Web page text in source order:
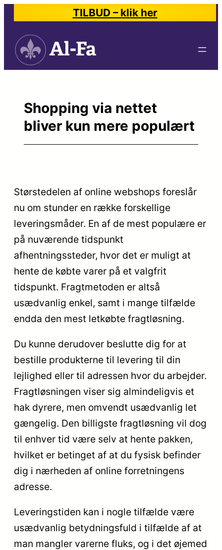
indhold
TILBUD – klik her
Shopping via nettet
bliver kun mere populært
Størstedelen af online webshops foreslår
nu om stunder en række forskellige
leveringsmåder. En af de mest populære er
på nuværende tidspunkt
afhentningssteder, hvor det er muligt at
hente de købte varer på et valgfrit
tidspunkt. Fragtmetoden er altså
usædvanlig enkel, samt i mange tilfælde
endda den mest letkøbte fragtløsning.
Du kunne derudover beslutte dig for at
bestille produkterne til levering til din
lejlighed eller til adressen hvor du arbejder.
Fragtløsningen viser sig almindeligvis et
hak dyrere, men omvendt usædvanlig let
gængelig. Den billigste fragtløsning vil dog
til enhver tid være selv at hente pakken,
hvilket er betinget af at du fysisk befinder
dig i nærheden af online forretningens
adresse.
Leveringstiden kan i nogle tilfælde være
usædvanlig betydningsfuld i tilfælde af at
man mangler varerne fluks, og i det øjemed